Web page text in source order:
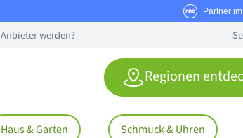
Partner
werden?
Regionen
Haus & Garten Schmuck & Uhren